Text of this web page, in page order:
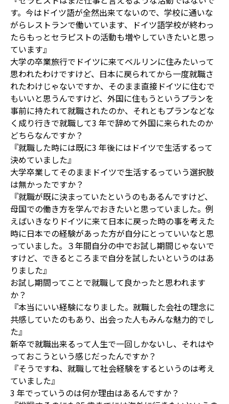
す。今はドイツ語が全然出来てないので、学校に通いな
がらレストランで働いています、ドイツ語学校が終わっ
たらもっとセラピストの活動も増やしていきたいと思っ
ています』
大学の卒業旅行でドイツに来てベルリンに住みたいって
思われたわけですけど、日本に戻られてから一度就職さ
れたわけじゃないですか、そのまま直接ドイツに住むで
もいいと思うんですけど、外国に住もうというプランを
事前に持たれて就職されたのか、それともプランなどな
く成り行きで就職して3 年で辞めて外国に来られたのか
どちらなんですか？
『就職した時には既に3 年後にはドイツで生活するって
決めていました』
大学卒業してそのままドイツで生活するっていう選択肢
は無かったですか？
『就職が既に決まっていたというのもあるんですけど、
母国での働き方を学んでおきたいと思っていました。例
えばいきなりドイツに来て日本に戻った時の事を考えた
時に日本での経験があった方が自分にとっていいなと思
っていました。３年間自分の中でお試し期間じゃないで
すけど、できるところまで自分を試したいというのはあ
りました』
お試し期間ってことで就職して良かったと思われます
か？
『本当にいい経験になりました。就職した会社の理念に
共感していたのもあり、出会った人もみんな魅力的でし
た』
新卒で就職出来るって人生で一回しかないし、それはや
っておこうという感じだったんですか？
『そうですね、就職して社会経験をするというのは考え
ていました』
3 年でっていうのは何か理由はあるんですか？